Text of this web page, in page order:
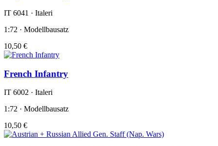
IT 6041 · Italeri
1:72 · Modellbausatz
10,50 €
French Infantry
IT 6002 · Italeri
1:72 · Modellbausatz
10,50 €